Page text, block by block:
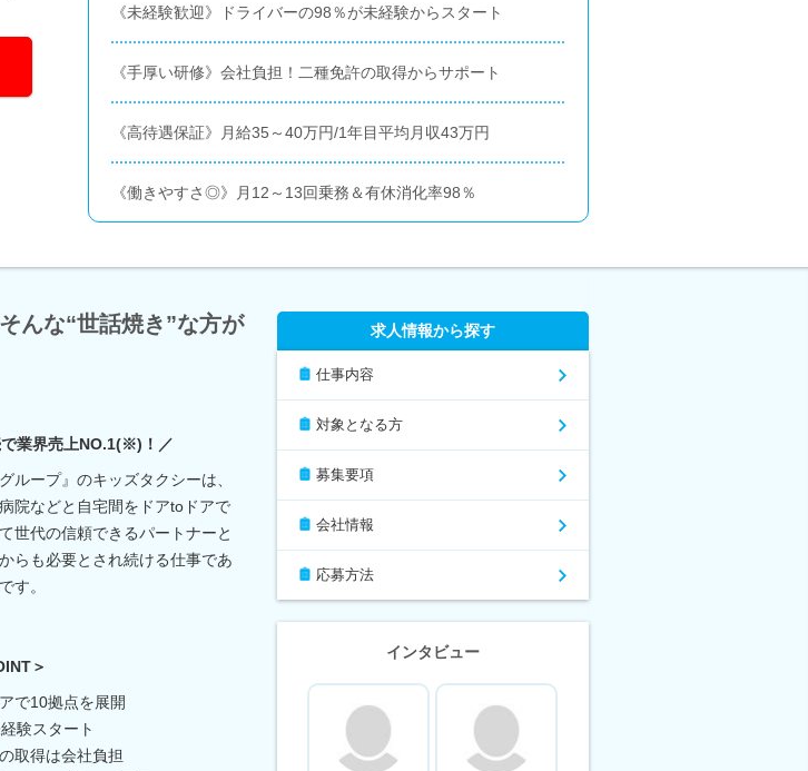
《未経験歓迎》ドライバーの98％が未経験からスタート
《手厚い研修》会社負担！二種免許の取得からサポート
《高待遇保証》月給35～40万円/1年目平均月収43万円
《働きやすさ◎》月12～13回乗務＆有休消化率98％
んな“世話焼き”な方が
業界売上NO.1(※)！／
ループ』のキッズタクシーは、
院などと自宅間をドアtoドアで
世代の信頼できるパートナーと
らも必要とされ続ける仕事であ
す。
＞
で10拠点を展開
験スタート
取得は会社負担
求人情報から探す
仕事内容
対象となる方
募集要項
会社情報
応募方法
インタビュー